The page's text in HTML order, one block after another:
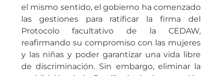
el mismo sentido, el gobierno ha comenzado
las gestiones para ratificar la firma del
Protocolo facultativo de la CEDAW,
reafirmando su compromiso con las mujeres
y las niñas y poder garantizar una vida libre
de discriminación. Sin embargo, eliminar la